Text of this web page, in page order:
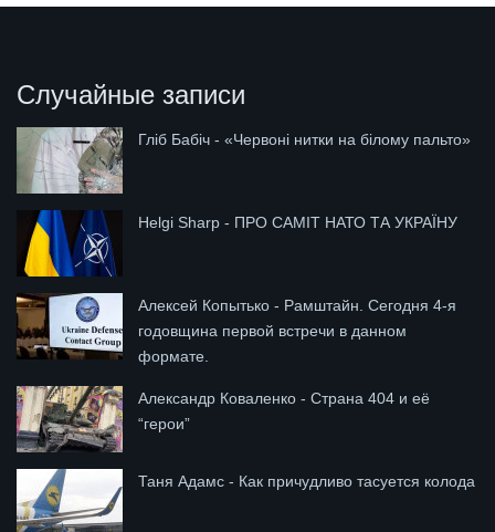
Случайные записи
Гліб Бабіч - «Червоні нитки на білому пальто»
Helgi Sharp - ПРО САМІТ НАТО ТА УКРАЇНУ
Алексей Копытько - Рамштайн. Сегодня 4-я
годовщина первой встречи в данном
формате.
Александр Коваленко - Страна 404 и её
“герои”
Таня Адамс - Как причудливо тасуется колода